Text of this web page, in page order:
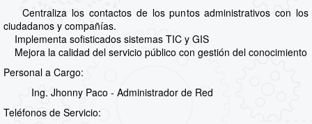
Centraliza los contactos de los puntos administrativos con los
ciudadanos y compañías.
Implementa sofisticados sistemas TIC y GIS
Mejora la calidad del servicio público con gestión del conocimiento
Personal a Cargo:
Ing. Jhonny Paco - Administrador de Red
Teléfonos de Servicio: